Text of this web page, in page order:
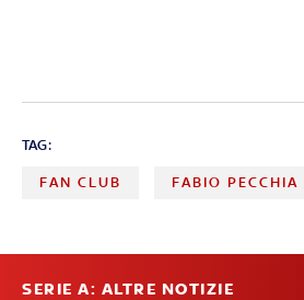
TAG:
FAN CLUB FABIO PECCHIA
SERIE A: ALTRE NOTIZIE